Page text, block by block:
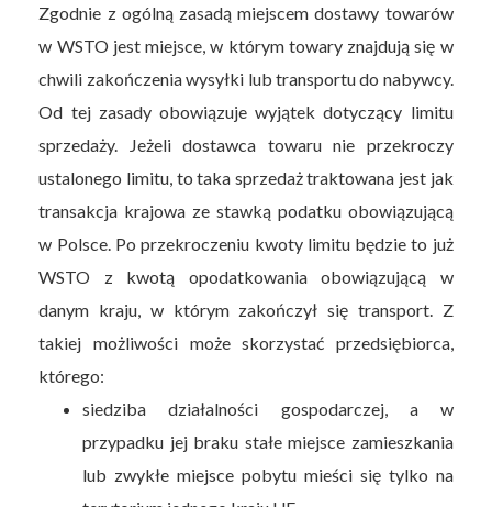
Zgodnie z ogólną zasadą miejscem dostawy towarów
w WSTO jest miejsce, w którym towary znajdują się w
chwili zakończenia wysyłki lub transportu do nabywcy.
Od tej zasady obowiązuje wyjątek dotyczący limitu
sprzedaży. Jeżeli dostawca towaru nie przekroczy
ustalonego limitu, to taka sprzedaż traktowana jest jak
transakcja krajowa ze stawką podatku obowiązującą
w Polsce. Po przekroczeniu kwoty limitu będzie to już
WSTO z kwotą opodatkowania obowiązującą w
danym kraju, w którym zakończył się transport. Z
takiej możliwości może skorzystać przedsiębiorca,
którego:
siedziba działalności gospodarczej, a w
przypadku jej braku stałe miejsce zamieszkania
lub zwykłe miejsce pobytu mieści się tylko na